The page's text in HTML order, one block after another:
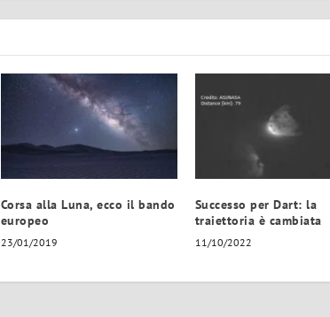
Corsa alla Luna, ecco il bando
europeo
23/01/2019
Successo per Dart: la
traiettoria è cambiata
11/10/2022